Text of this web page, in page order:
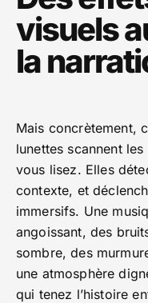
visuels
la
Mais concrètement,
lunettes scannent
vous lisez. Elles
contexte, et
immersifs. Une
angoissant, des
sombre, des
une atmosphère
qui tenez l’histoire